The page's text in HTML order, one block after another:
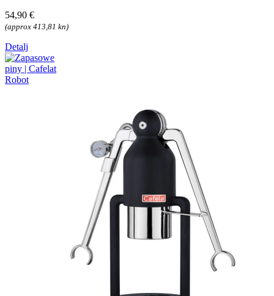
54,90 €
(approx 413,81 kn)
Detalj